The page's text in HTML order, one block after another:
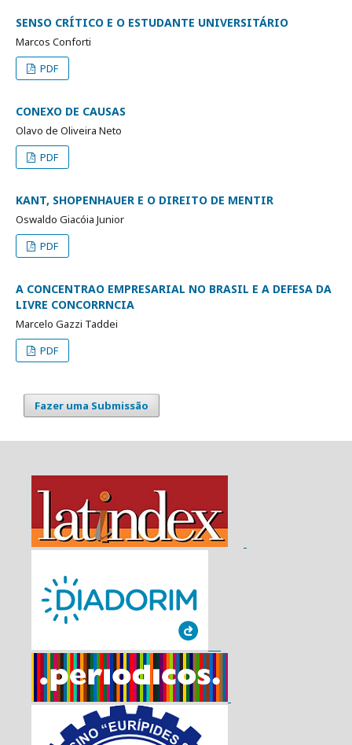
SENSO CRÍTICO E O ESTUDANTE UNIVERSITÁRIO
Marcos Conforti
PDF
CONEXO DE CAUSAS
Olavo de Oliveira Neto
PDF
KANT, SHOPENHAUER E O DIREITO DE MENTIR
Oswaldo Giacóia Junior
PDF
A CONCENTRAO EMPRESARIAL NO BRASIL E A DEFESA DA
LIVRE CONCORRNCIA
Marcelo Gazzi Taddei
PDF
Fazer uma Submissão